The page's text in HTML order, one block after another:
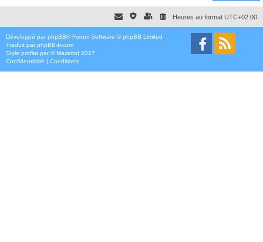
Heures au format UTC+02:00
Développé par phpBB® Forum Software © phpBB Limited
Traduit par phpBB-fr.com
Style proflat par ©Mazeltof 2017
Confidentialité | Conditions